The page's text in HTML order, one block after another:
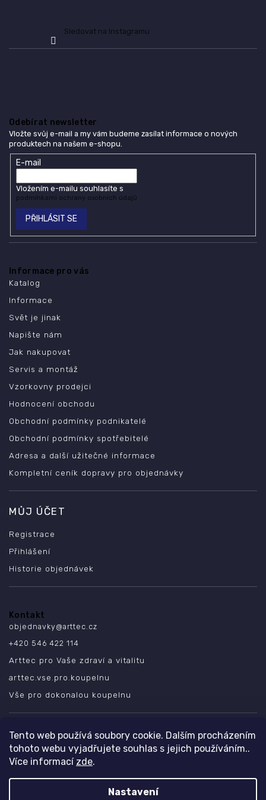
Tento web používá soubory cookie. Dalším procházením
tohoto webu vyjadřujete souhlas s jejich používáním..
Více informací zde.
Nastavení
Sledovat na Instagramu
Odebírat newsletter
Vložte svůj e-mail a my vám budeme zasílat informace o nových
produktech na našem e-shopu.
E-mail
Vložením e-mailu souhlasíte s
podmínkami ochrany osobních údajů
PŘIHLÁSIT SE
Informace pro vás
Katalog
Informace
Svět je jinak
Napište nám
Jak nakupovat
Servis a montáž
Vzorkovny prodejci
Hodnocení obchodu
Obchodní podmínky podnikatelé
Obchodní podmínky spotřebitelé
Adresa a další užitečné informace
Kompletní ceník dopravy pro objednávky
MŮJ ÚČET
Registrace
Přihlášení
Historie objednávek
Kontakt
objednavky@arttec.cz
+420 546 422 114
Arttec pro Vaše zdraví a vitalitu
arttec.vse.pro.koupelnu
Vše pro dokonalou koupelnu
SLEDUJTE NÁS